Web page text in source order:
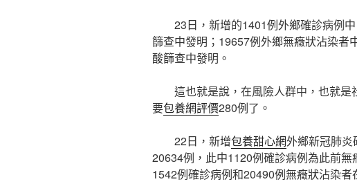
23日，新增的1401例外鄉確診病例
篩查中發明；19657例外鄉無癥狀沾染者
酸篩查中發明。
這也就是說，在風險人群中，也就
要包養網評價280例了。
22日，新增包養甜心網外鄉新冠肺
20634例，此中1120例確診病例為此前無
1542例確診病例和20490例無癥狀沾染者